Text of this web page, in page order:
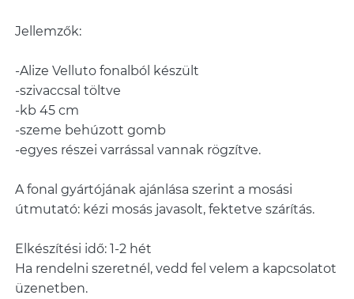
Jellemzők:
-Alize Velluto fonalból készült
-szivaccsal töltve
-kb 45 cm
-szeme behúzott gomb
-egyes részei varrással vannak rögzítve.
A fonal gyártójának ajánlása szerint a mosási
útmutató: kézi mosás javasolt, fektetve szárítás.
Elkészítési idő: 1-2 hét
Ha rendelni szeretnél, vedd fel velem a kapcsolatot
üzenetben.